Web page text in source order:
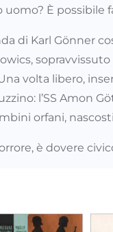
È possibile
di Karl Gönner
volta libero,
l’SS Amon
orfani,
è dovere